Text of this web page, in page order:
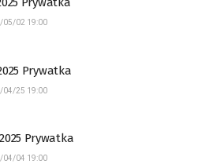
05/02 19:00
Prywatka
04/25 19:00
Prywatka
04/04 19:00